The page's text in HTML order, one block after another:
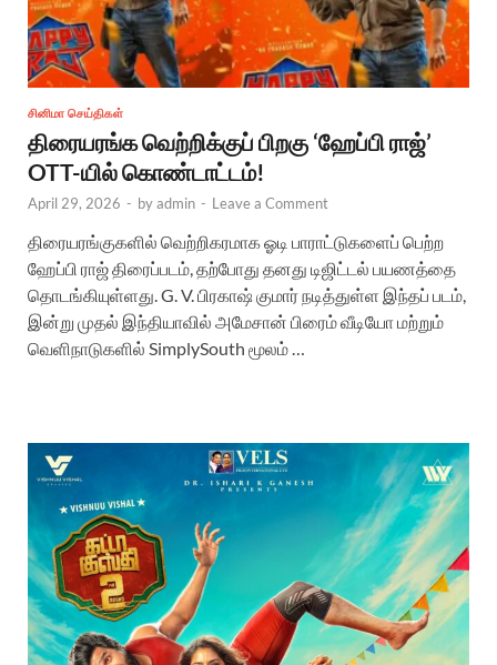
சினிமா செய்திகள்
திரையரங்க வெற்றிக்குப் பிறகு ‘ஹேப்பி ராஜ்’
OTT-யில் கொண்டாட்டம்!
April 29, 2026 - byadmin - Leave a Comment
திரையரங்குகளில் வெற்றிகரமாக ஓடி பாராட்டுகளைப் பெற்ற
ஹேப்பி ராஜ் திரைப்படம், தற்போது தனது டிஜிட்டல் பயணத்தை
தொடங்கியுள்ளது. G. V. பிரகாஷ் குமார் நடித்துள்ள இந்தப் படம்,
இன்று முதல் இந்தியாவில் அமேசான் பிரைம் வீடியோ மற்றும்
வெளிநாடுகளில் SimplySouth மூலம் …